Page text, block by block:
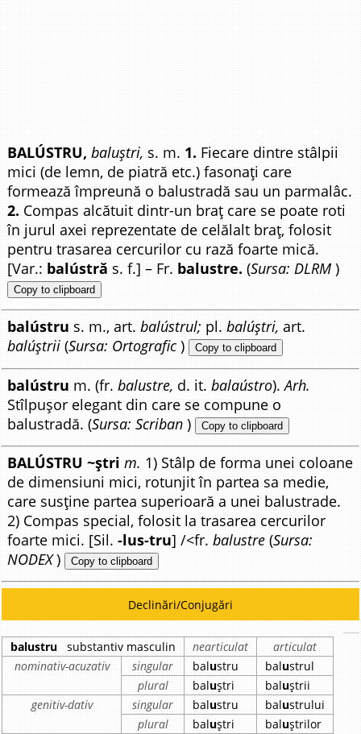
BALÚSTRU, baluștri, s. m. 1. Fiecare dintre stâlpii
mici (de lemn, de piatră etc.) fasonați care
formează împreună o balustradă sau un parmalâc.
2. Compas alcătuit dintr-un braț care se poate roti
în jurul axei reprezentate de celălalt braț, folosit
pentru trasarea cercurilor cu rază foarte mică.
[Var.: balústră s. f.] – Fr. balustre. (Sursa: DLRM)
Copy to clipboard
balústru s. m., art.balústrul; pl.balúștri, art.
balúștrii (Sursa: Ortografic) Copy to clipboard
balústru m. (fr.balustre, d. it.balaústro).Arh.
Stîlpușor elegant din care se compune o
balustradă. (Sursa: Scriban ) Copy to clipboard
BALÚSTRU ~ștri m. 1) Stâlp de forma unei coloane
de dimensiuni mici, rotunjit în partea sa medie,
care susține partea superioară a unei balustrade.
2) Compas special, folosit la trasarea cercurilor
foarte mici. [Sil.-lus-tru] /<fr.balustre (Sursa:
NODEX) Copy to clipboard
Declinări/Conjugări
balustru substantiv masculin nearticulat
articulat
nominativ-acuzativ
singular balustru balustrul
plural
baluștri baluștrii
genitiv-dativ
singular balustru balustrului
plural
baluștri baluștrilor